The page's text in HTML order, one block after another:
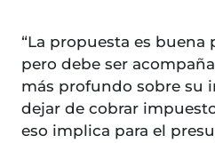
“La propuesta es buena
pero debe ser
más profundo sobre su
dejar de cobrar
eso implica para el